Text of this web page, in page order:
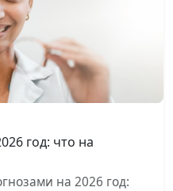
год: что на
на 2026 год: